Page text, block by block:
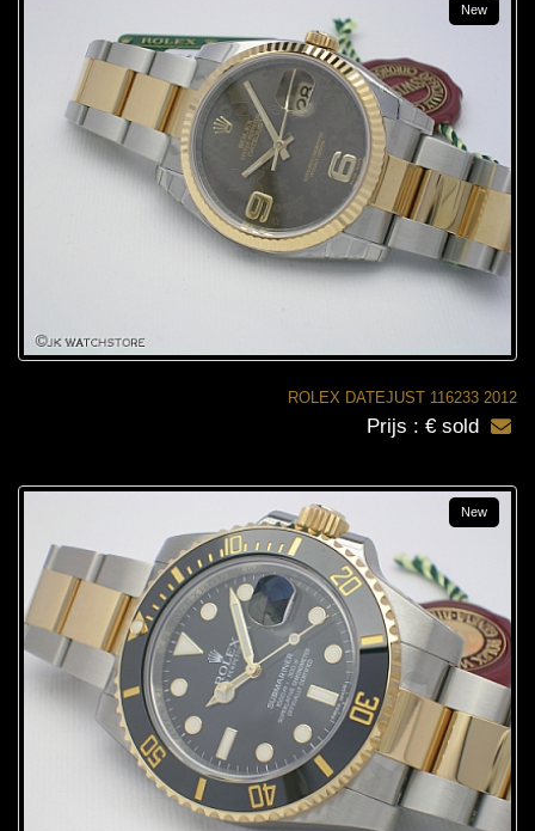
ROLEX DATEJUST 116233 2012
New
Prijs : € sold
New